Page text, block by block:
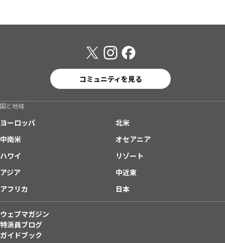
コミュニティを見る
国と地域
ヨーロッパ
北米
中南米
オセアニア
ハワイ
リゾート
アジア
中近東
アフリカ
日本
ウェブマガジン
特派員ブログ
ガイドブック